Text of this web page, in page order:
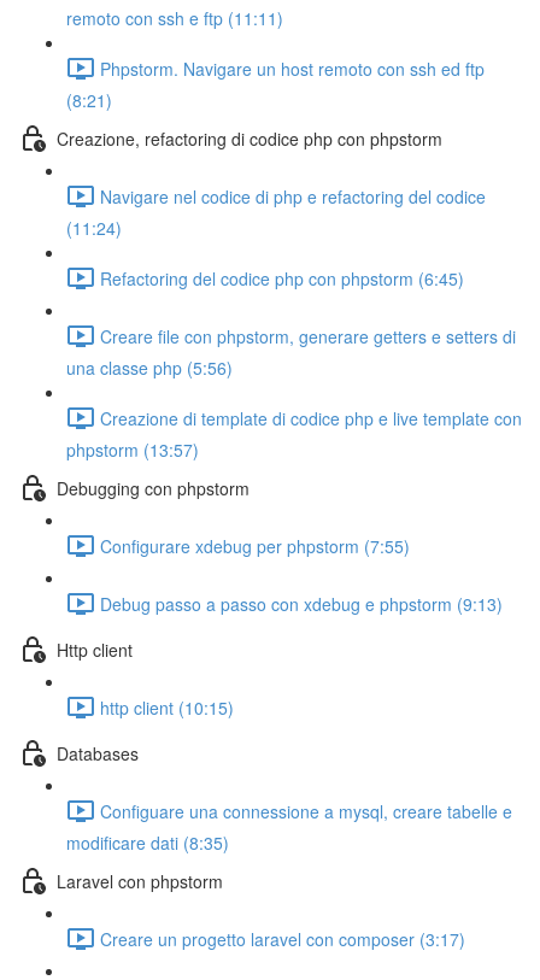
remoto con ssh e ftp (11:11)
Phpstorm. Navigare un host remoto con ssh ed ftp
(8:21)
Creazione, refactoring di codice php con phpstorm
Navigare nel codice di php e refactoring del codice
(11:24)
Refactoring del codice php con phpstorm (6:45)
Creare file con phpstorm, generare getters e setters di
una classe php (5:56)
Creazione di template di codice php e live template con
phpstorm (13:57)
Debugging con phpstorm
Configurare xdebug per phpstorm (7:55)
Debug passo a passo con xdebug e phpstorm (9:13)
Http client
http client (10:15)
Databases
Configuare una connessione a mysql, creare tabelle e
modificare dati (8:35)
Laravel con phpstorm
Creare un progetto laravel con composer (3:17)